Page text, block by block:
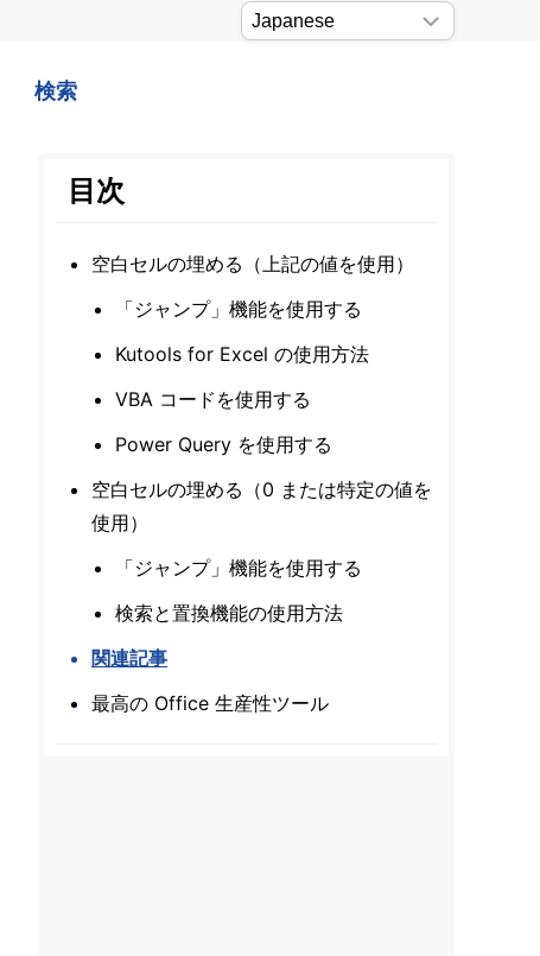
検索
目次
空白セルの埋める（上記の値を使用）
「ジャンプ」機能を使用する
Kutools for Excel の使用方法
VBA コードを使用する
Power Query を使用する
空白セルの埋める（0 または特定の値を
使用）
「ジャンプ」機能を使用する
検索と置換機能の使用方法
関連記事
最高の Office 生産性ツール